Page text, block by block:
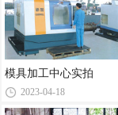
模具加工中心实拍
2023-04-18